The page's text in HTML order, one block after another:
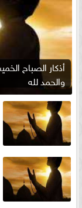
والحمد لله